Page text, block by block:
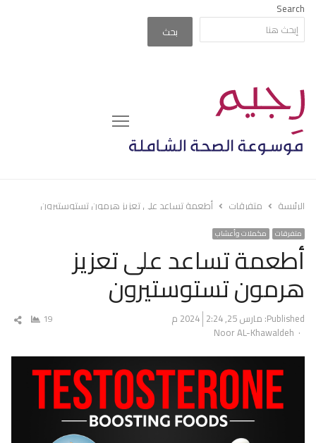
Search
بحث
Menu
الرئيسة متفرقات أطعمة تساعد على تعزيز هرمون تستوستيرون
متفرقات مكملات وأعشاب
أطعمة تساعد على تعزيز
هرمون تستوستيرون
Published: مارس 25, 2024 2:24 م
Author
Noor AL-Khawaldeh
19